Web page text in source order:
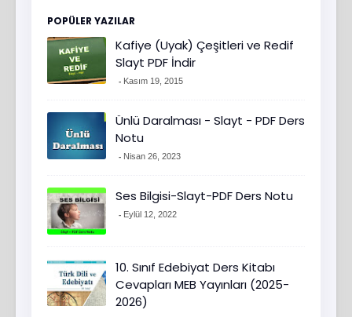
POPÜLER YAZILAR
Kafiye (Uyak) Çeşitleri ve Redif
Slayt PDF İndir
Kasım 19, 2015
Ünlü Daralması - Slayt - PDF Ders
Notu
Nisan 26, 2023
Ses Bilgisi-Slayt-PDF Ders Notu
Eylül 12, 2022
10. Sınıf Edebiyat Ders Kitabı
Cevapları MEB Yayınları (2025-
2026)